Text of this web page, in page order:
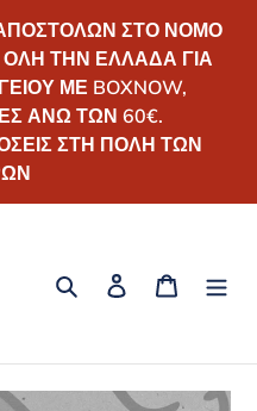
ΣΤΟ ΝΟΜΟ
ΤΗΝ ΕΛΛΑΔΑ ΓΙΑ
ΜΕ BOXNOW,
ΑΝΩ ΤΩΝ 60€.
ΣΤΗ ΠΟΛΗ ΤΩΝ
ΑναζήτησηΣύνδεσηΚαλάθι